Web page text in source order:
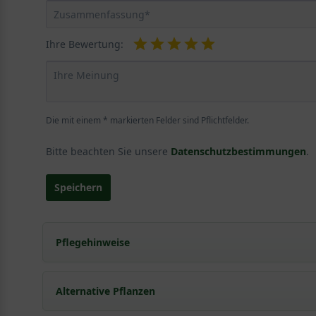
Ihre Bewertung:
Die mit einem * markierten Felder sind Pflichtfelder.
Bitte beachten Sie unsere Datenschutzbestimmungen.
Speichern
Pflegehinweise
Pflanz- und Pflegetipps Clematis montana
Alternative Pflanzen